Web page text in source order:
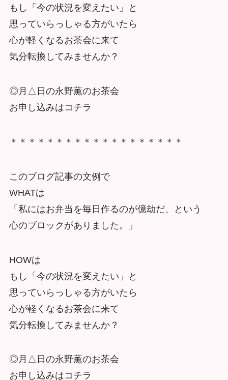
もし「今の状況を変えたい」と
思っていらっしゃる方がいたら
心が軽くなるお茶会に来て
気分転換してみませんか？
◎月△日の永野薫のお茶会
お申し込みはコチラ
＊＊＊＊＊＊＊＊＊＊＊＊＊＊＊＊＊＊＊
このブログ記事の文例で
WHATは
「私にはお弁当を毎日作るのが億劫だ、という
心のブロックがありました。」
HOWは
もし「今の状況を変えたい」と
思っていらっしゃる方がいたら
心が軽くなるお茶会に来て
気分転換してみませんか？
◎月△日の永野薫のお茶会
お申し込みはコチラ